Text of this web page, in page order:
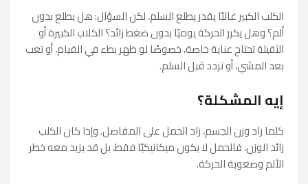
الكلب الكبير غالبًا يقدر يطلع السلم، لكن السؤال: هل يطلع بدون
ألم؟ وهل يكرر الحركة يوميًا بدون ضغط زائد؟ الكلاب الكبيرة أو
الثقيلة تحتاج عناية خاصة، خصوصًا لو ظهر بطء في القيام، أو تعب
بعد المشي، أو تردد قبل السلم.
إيه المشكلة؟
كلما زاد وزن الجسم، زاد الحمل على المفاصل. وإذا كان الكلب
زائد الوزن، فالحمل لا يكون ميكانيكيًا فقط، بل قد يزيد معه خطر
الألم وصعوبة الحركة.